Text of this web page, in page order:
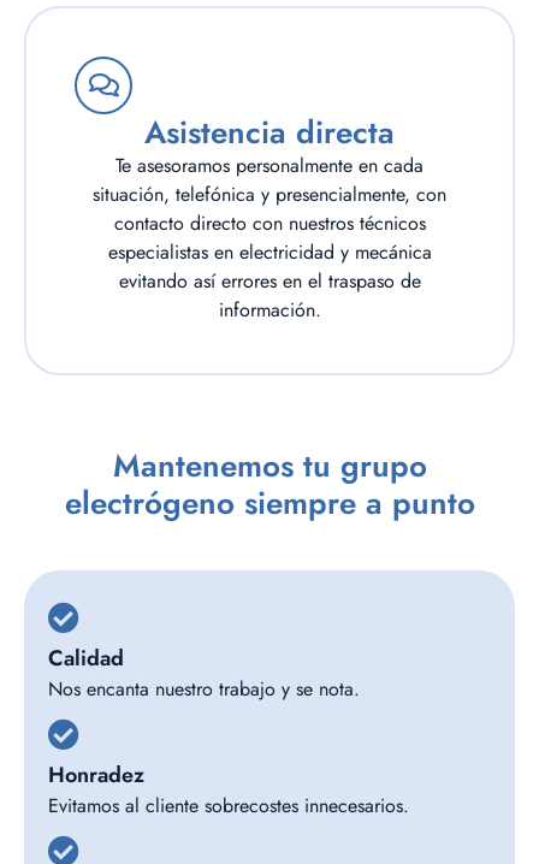
Asistencia directa
Te asesoramos personalmente en cada
situación, telefónica y presencialmente, con
contacto directo con nuestros técnicos
especialistas en electricidad y mecánica
evitando así errores en el traspaso de
información.
Mantenemos tu grupo
electrógeno siempre a punto
Calidad
Nos encanta nuestro trabajo y se nota.
Honradez
Evitamos al cliente sobrecostes innecesarios.